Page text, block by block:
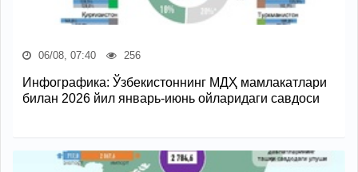
06/08, 07:40 256
Инфографика: Ўзбекистоннинг МДҲ мамлакатлари
билан 2026 йил январь-июнь ойларидаги савдоси